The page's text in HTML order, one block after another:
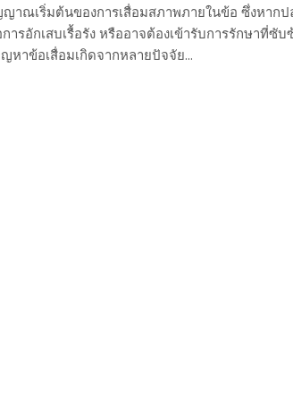
าณเริ่มต้นของการเสื่อมสภาพภายในข้อ ซึ่งหาก
การอักเสบเรื้อรัง หรืออาจต้องเข้ารับการรักษาที่
หาข้อเสื่อมเกิดจากหลายปัจจัย...